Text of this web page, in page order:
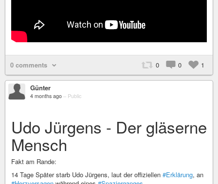
0 comments 0 0 1
Günter
4 months ago – Public
Udo Jürgens - Der gläserne
Mensch
Fakt am Rande:
14 Tage Später starb Udo Jürgens, laut der offiziellen #Erklärung, an